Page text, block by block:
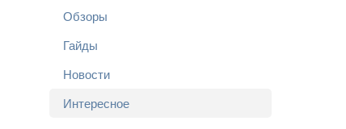
Обзоры
Гайды
Новости
Интересное